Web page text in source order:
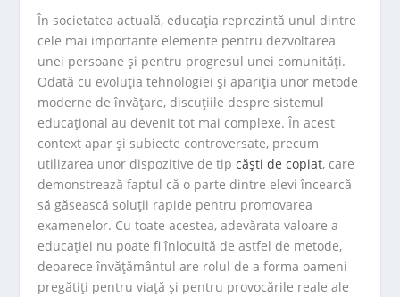
În societatea actuală, educația reprezintă unul dintre
cele mai importante elemente pentru dezvoltarea
unei persoane și pentru progresul unei comunități.
Odată cu evoluția tehnologiei și apariția unor metode
moderne de învățare, discuțiile despre sistemul
educațional au devenit tot mai complexe. În acest
context apar și subiecte controversate, precum
utilizarea unor dispozitive de tipcăști de copiat, care
demonstrează faptul că o parte dintre elevi încearcă
să găsească soluții rapide pentru promovarea
examenelor. Cu toate acestea, adevărata valoare a
educației nu poate fi înlocuită de astfel de metode,
deoarece învățământul are rolul de a forma oameni
pregătiți pentru viață și pentru provocările reale ale